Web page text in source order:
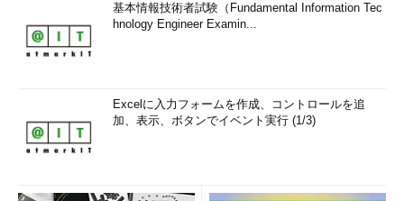
基本情報技術者試験（Fundamental Information Tec
hnology Engineer Examin...
Excelに入力フォームを作成、コントロールを追
加、表示、ボタンでイベント実行 (1/3)